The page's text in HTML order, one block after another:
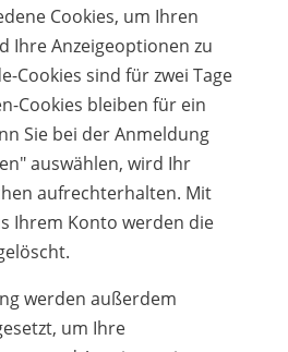
Cookies, um Ihren
Ihre Anzeigeoptionen zu
Cookies sind für zwei Tage
Cookies bleiben für ein
Sie bei der Anmeldung
auswählen, wird Ihr
aufrechterhalten. Mit
Ihrem Konto werden die
werden außerdem
um Ihre